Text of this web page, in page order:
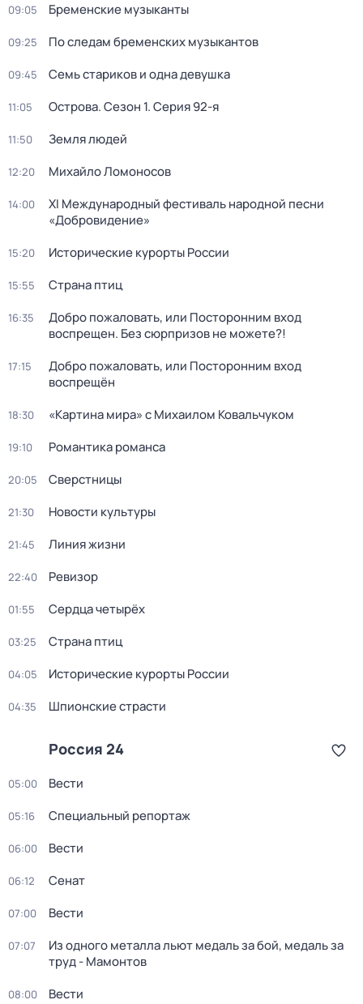
09:05 Бременские музыканты
09:25 По следам бременских музыкантов
09:45 Семь стариков и одна девушка
11:05 Острова. Сезон 1. Серия 92-я
11:50 Земля людей
12:20 Михайло Ломоносов
14:00
XI Международный фестиваль народной песни
«Добровидение»
15:20 Исторические курорты России
15:55 Страна птиц
16:35
Добро пожаловать, или Посторонним вход
воспрещен. Без сюрпризов не можете?!
17:15
Добро пожаловать, или Посторонним вход
воспрещён
18:30 «Картина мира» с Михаилом Ковальчуком
19:10 Романтика романса
20:05 Сверстницы
21:30 Новости культуры
21:45 Линия жизни
22:40 Ревизор
01:55 Сердца четырёх
03:25 Страна птиц
04:05 Исторические курорты России
04:35 Шпионские страсти
Россия 24
05:00 Вести
05:16 Специальный репортаж
06:00 Вести
06:12 Сенат
07:00 Вести
07:07
Из одного металла льют медаль за бой, медаль за
труд - Мамонтов
08:00 Вести